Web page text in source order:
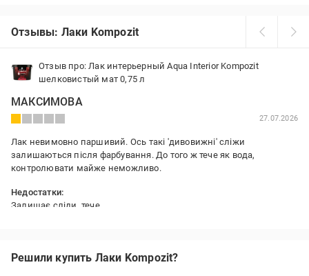
Отзывы: Лаки Kompozit
Отзыв про: Лак интерьерный Aqua Interior Kompozit
шелковистый мат 0,75 л
МАКСИМОВА
27.07.2026
Лак невимовно паршивий. Ось такі 'дивовижні' сліжи
залишаються після фарбування. До того ж тече як вода,
контролювати майже неможливо.
Недостатки:
Залишає сліди, тече
Решили купить Лаки Kompozit?